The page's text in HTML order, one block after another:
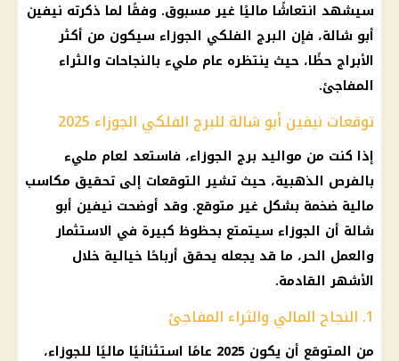
سيشهد انتعاشًا ماليًا غير مسبوق. وفقًا لما ذكرته نيفين
أبو شالة، فإن البرج الفلكي الجوزاء سيكون من أكثر
الأبراج حظًا، حيث ينتظره عام مليء بالنجاحات والثراء
المفاجئ.
توقعات نيفين أبو شالة للبرج الفلكي الجوزاء 2025
إذا كنت من مواليد برج الجوزاء، فاستعد لعام مليء
بالفرص الذهبية، حيث تشير التوقعات إلى تحقيق مكاسب
مالية ضخمة بشكل غير متوقع. وقد أوضحت نيفين أبو
شالة أن الجوزاء سيتمتع بحظوظ كبيرة في الاستثمار
والعمل الحر، ما قد يجعله يحقق أرباحًا خيالية خلال
الأشهر القادمة.
1. النجاح المالي والثراء المفاجئ
من المتوقع أن يكون 2025 عامًا استثنائيًا ماليًا للجوزاء،